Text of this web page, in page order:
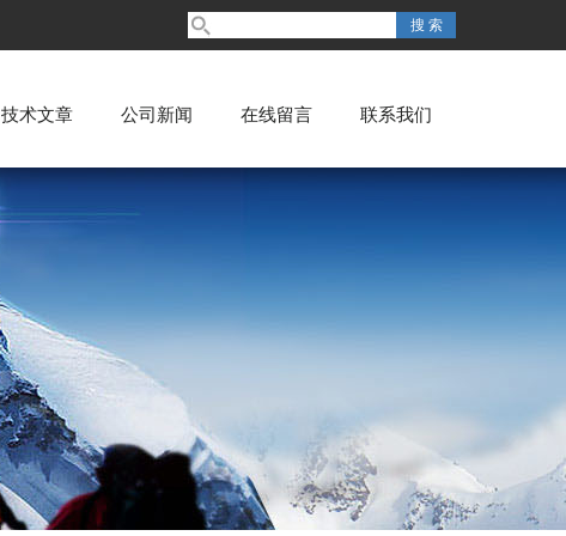
技术文章 公司新闻 在线留言 联系我们